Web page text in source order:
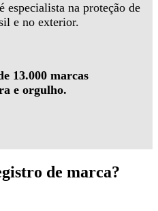
especialista na proteção de
e no exterior.
13.000 marcas
e orgulho.
de marca?